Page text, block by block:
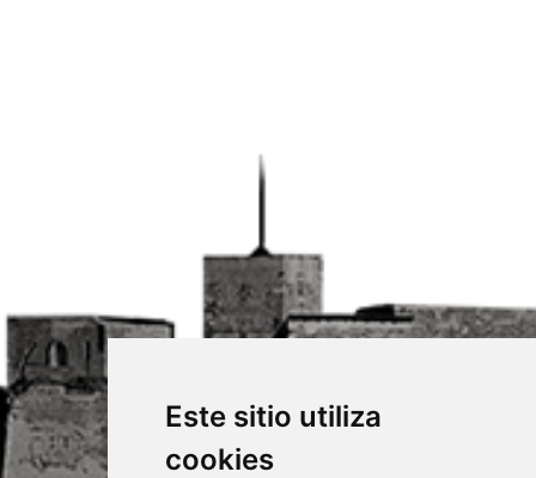
Este sitio utiliza
cookies